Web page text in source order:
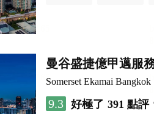
曼谷盛捷億甲邁服
Somerset Ekamai Bangkok
9.3 好極了 391 點評